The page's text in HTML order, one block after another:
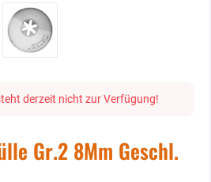
derzeit nicht zur Verfügung!
Gr.2 8Mm Geschl.